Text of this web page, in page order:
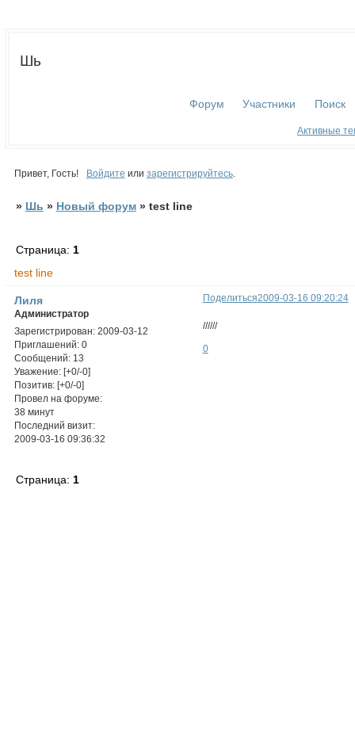
Шь
Форум Участники Поиск
Активные
Привет, Гость! Войдите или зарегистрируйтесь.
» Шь » Новый форум » test line
test line
Страница: 1
Поделиться2009-03-16 09:20:24
Лиля
Администратор
Зарегистрирован: 2009-03-12
Приглашений: 0
Сообщений: 13
Уважение: [+0/-0]
Позитив: [+0/-0]
Провел на форуме:
38 минут
Последний визит:
2009-03-16 09:36:32
//////
0
Страница: 1